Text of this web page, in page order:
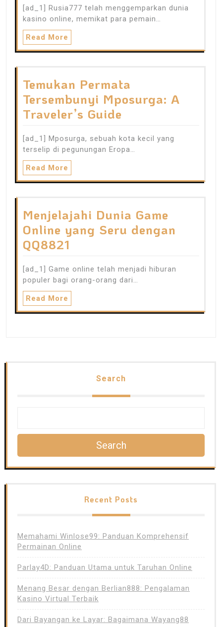
[ad_1] Rusia777 telah menggemparkan dunia
kasino online, memikat para pemain…
Read More
Temukan Permata
Tersembunyi Mposurga: A
Traveler’s Guide
[ad_1] Mposurga, sebuah kota kecil yang
terselip di pegunungan Eropa…
Read More
Menjelajahi Dunia Game
Online yang Seru dengan
QQ8821
[ad_1] Game online telah menjadi hiburan
populer bagi orang-orang dari…
Read More
Search
Search
Recent Posts
Memahami Winlose99: Panduan Komprehensif
Permainan Online
Parlay4D: Panduan Utama untuk Taruhan Online
Menang Besar dengan Berlian888: Pengalaman
Kasino Virtual Terbaik
Dari Bayangan ke Layar: Bagaimana Wayang88